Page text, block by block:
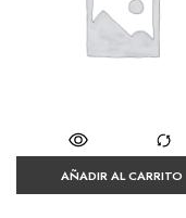
AÑADIR AL CARRITO